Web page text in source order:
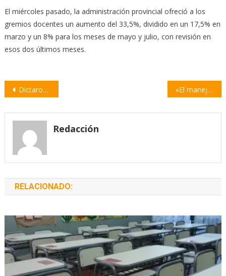
El miércoles pasado, la administración provincial ofreció a los
gremios docentes un aumento del 33,5%, dividido en un 17,5% en
marzo y un 8% para los meses de mayo y julio, con revisión en
esos dos últimos meses.
Navegación
entradas
Dictaron la conciliación obligatoria en el conflicto bancario «El manejo de la crisis del campo por parte del gobierno de Perotti es muy malo»
Redacción
RELACIONADO: